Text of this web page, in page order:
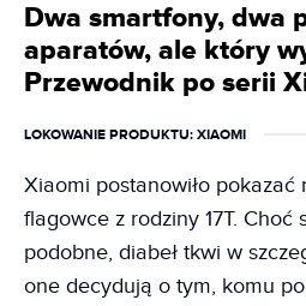
Dwa smartfony, dwa
aparatów, ale który
Przewodnik po serii
LOKOWANIE PRODUKTU: XIAOMI
Xiaomi postanowiło
flagowce z rodziny 17T.
podobne, diabeł tkwi w
one decydują o tym, komu